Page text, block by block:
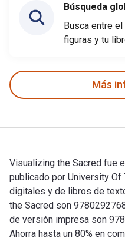
Búsqueda
Busca entre
figuras y tu
Más
Visualizing the Sacred fue
publicado por University
digitales y de libros de
the Sacred son
de versión impresa son
Ahorra hasta un 80% en